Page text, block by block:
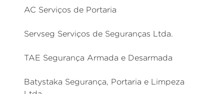
AC Serviços de Portaria
Servseg Serviços de Seguranças Ltda.
TAE Segurança Armada e Desarmada
Batystaka Segurança, Portaria e Limpeza